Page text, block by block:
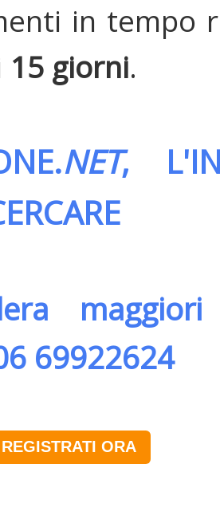
in tempo
15 giorni.
NET,
69922624
REGISTRATI ORA